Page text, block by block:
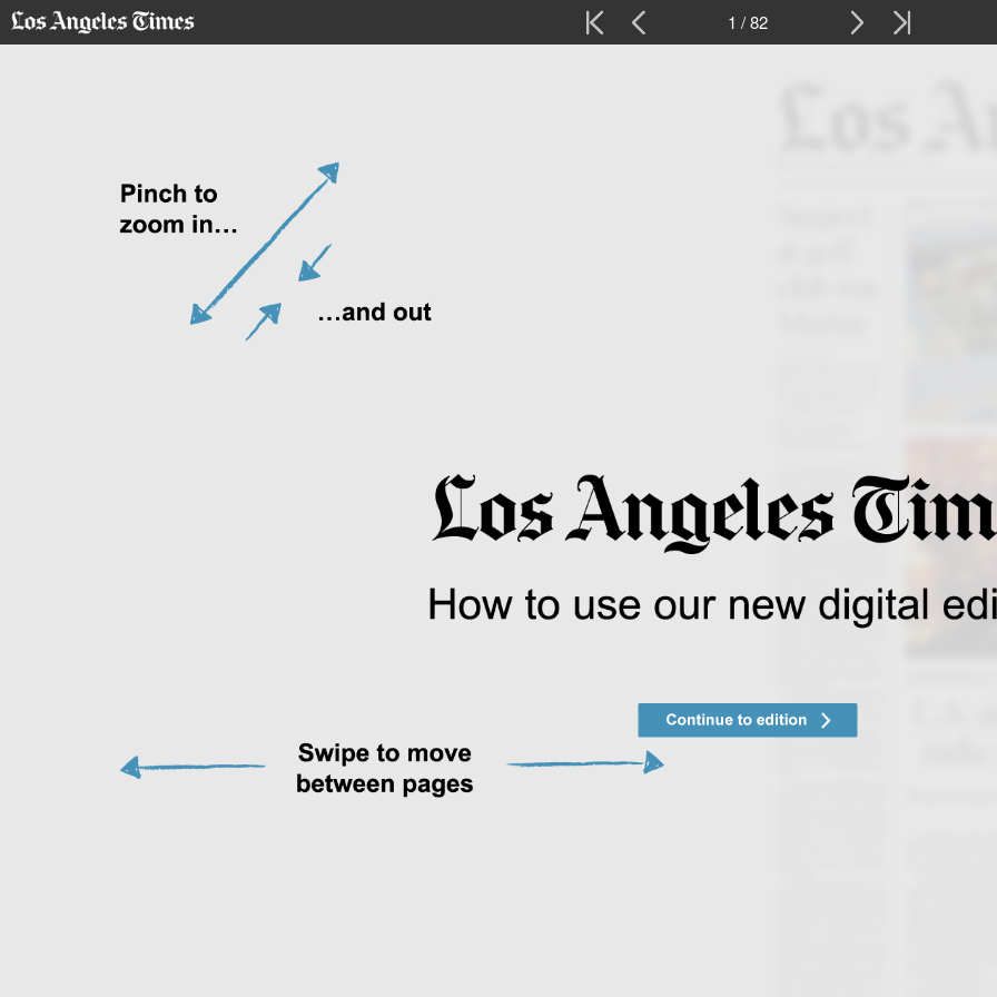
1 / 82